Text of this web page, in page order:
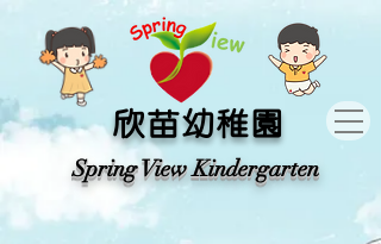
​Spring View Kindergarten​
​欣苗幼稚園